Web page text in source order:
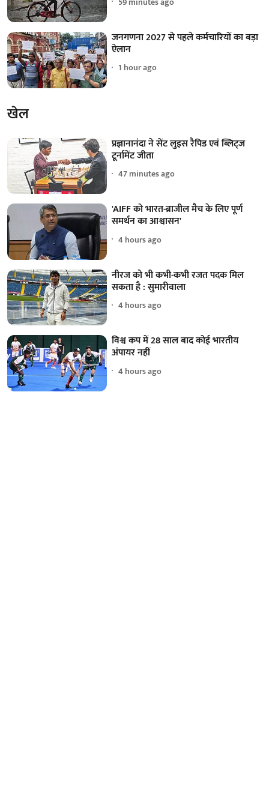
जनगणना 2027 से पहले कर्मचारियों का बड़ा
ऐलान
1 hour ago
खेल
प्रज्ञानानंदा ने सेंट लुइस रैपिड एवं ब्लिट्ज
टूर्नामेंट जीता
47 minutes ago
'AIFF को भारत-ब्राजील मैच के लिए पूर्ण
समर्थन का आश्वासन'
4 hours ago
नीरज को भी कभी-कभी रजत पदक मिल
सकता है : सुमारीवाला
4 hours ago
विश्व कप में 28 साल बाद कोई भारतीय
अंपायर नहीं
4 hours ago